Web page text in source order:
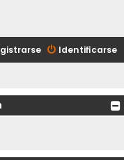
Identificarse